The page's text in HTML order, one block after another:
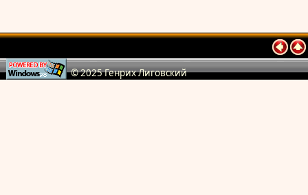
© 2025 Генрих Лиговский